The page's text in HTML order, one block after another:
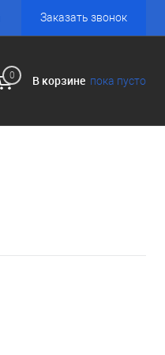
Заказать звонок
0 В корзине пока пусто